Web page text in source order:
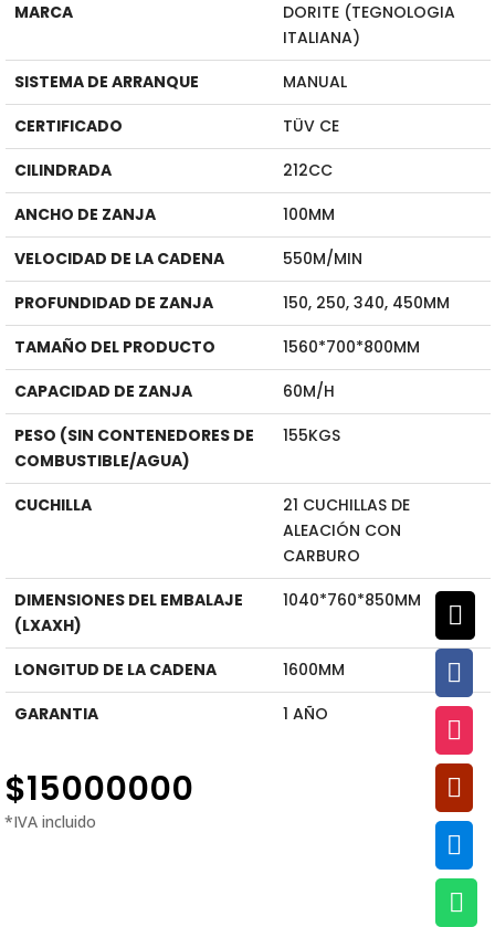






MARCA
DORITE (TEGNOLOGIA
ITALIANA)
SISTEMA DE ARRANQUE
MANUAL
CERTIFICADO
TÜV CE
CILINDRADA
212CC
ANCHO DE ZANJA
100MM
VELOCIDAD DE LA CADENA
550M/MIN
PROFUNDIDAD DE ZANJA
150, 250, 340, 450MM
TAMAÑO DEL PRODUCTO
1560*700*800MM
CAPACIDAD DE ZANJA
60M/H
PESO (SIN CONTENEDORES DE
COMBUSTIBLE/AGUA)
155KGS
CUCHILLA
21 CUCHILLAS DE
ALEACIÓN CON
CARBURO
DIMENSIONES DEL EMBALAJE
(LXAXH)
1040*760*850MM
LONGITUD DE LA CADENA
1600MM
GARANTIA
1 AÑO
$15000000